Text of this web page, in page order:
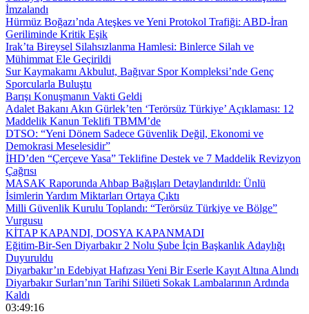
İmzalandı
Hürmüz Boğazı’nda Ateşkes ve Yeni Protokol Trafiği: ABD-İran
Geriliminde Kritik Eşik
Irak’ta Bireysel Silahsızlanma Hamlesi: Binlerce Silah ve
Mühimmat Ele Geçirildi
Sur Kaymakamı Akbulut, Bağıvar Spor Kompleksi’nde Genç
Sporcularla Buluştu
Barışı Konuşmanın Vakti Geldi
Adalet Bakanı Akın Gürlek’ten ‘Terörsüz Türkiye’ Açıklaması: 12
Maddelik Kanun Teklifi TBMM’de
DTSO: “Yeni Dönem Sadece Güvenlik Değil, Ekonomi ve
Demokrasi Meselesidir”
İHD’den “Çerçeve Yasa” Teklifine Destek ve 7 Maddelik Revizyon
Çağrısı
MASAK Raporunda Ahbap Bağışları Detaylandırıldı: Ünlü
İsimlerin Yardım Miktarları Ortaya Çıktı
Milli Güvenlik Kurulu Toplandı: “Terörsüz Türkiye ve Bölge”
Vurgusu
KİTAP KAPANDI, DOSYA KAPANMADI
Eğitim-Bir-Sen Diyarbakır 2 Nolu Şube İçin Başkanlık Adaylığı
Duyuruldu
Diyarbakır’ın Edebiyat Hafızası Yeni Bir Eserle Kayıt Altına Alındı
Diyarbakır Surları’nın Tarihi Silüeti Sokak Lambalarının Ardında
Kaldı
03:49:16